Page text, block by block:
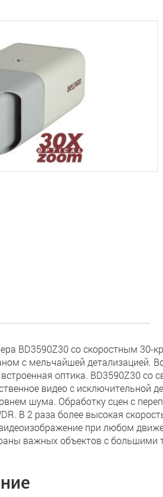
BD3590Z30 со скоростным 30-
с мельчайшей детализацией.
оптика. BD3590Z30 со
видео с исключительной
шума. Обработку сцен с
В 2 раза более высокая
при любом
важных объектов с